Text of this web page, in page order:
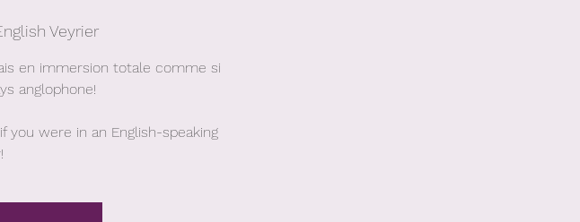
Veyrier
en immersion totale comme si
anglophone!
you were in an English-speaking